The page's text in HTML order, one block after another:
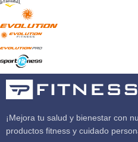
¡Mejora tu salud y bienestar con
productos fitness y cuidado